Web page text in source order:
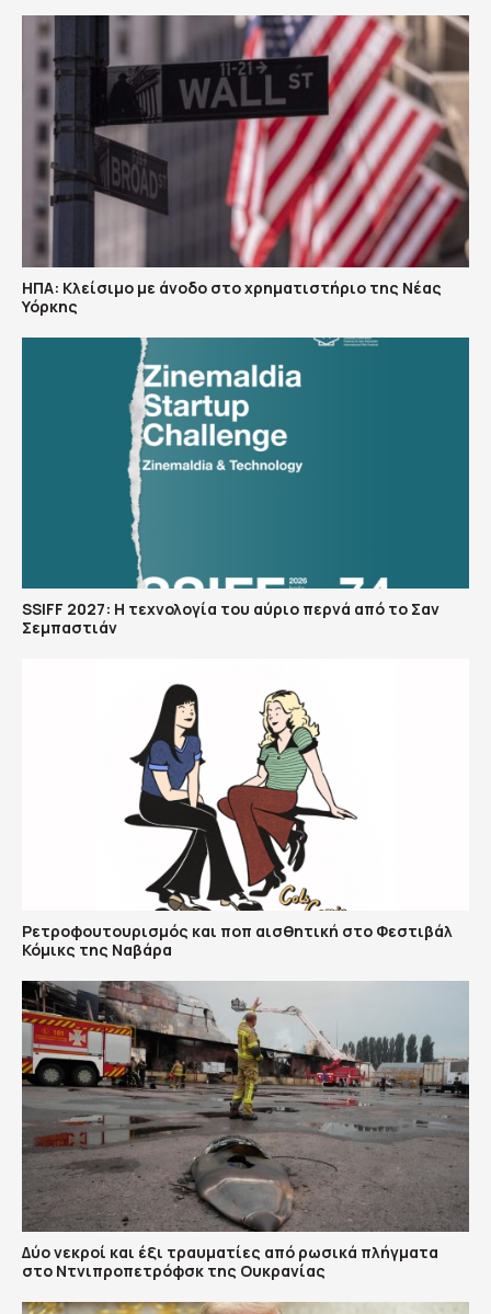
ΗΠΑ: Κλείσιμο με άνοδο στο χρηματιστήριο της Νέας
Υόρκης
SSIFF 2027: Η τεχνολογία του αύριο περνά από το Σαν
Σεμπαστιάν
Ρετροφουτουρισμός και ποπ αισθητική στο Φεστιβάλ
Κόμικς της Ναβάρα
Δύο νεκροί και έξι τραυματίες από ρωσικά πλήγματα
στο Ντνιπροπετρόφσκ της Ουκρανίας